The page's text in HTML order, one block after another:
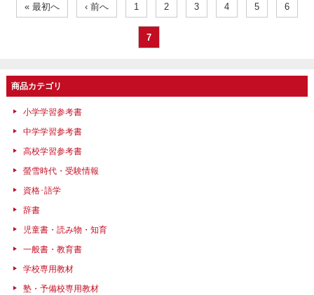
« 最初へ ‹ 前へ 1 2 3 4 5 6
7
商品カテゴリ
小学学習参考書
中学学習参考書
高校学習参考書
螢雪時代・受験情報
資格･語学
辞書
児童書・読み物・知育
一般書・教育書
学校専用教材
塾・予備校専用教材